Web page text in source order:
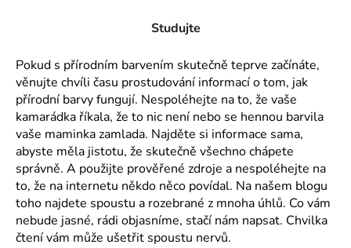
Studujte
Pokud s přírodním barvením skutečně teprve začínáte,
věnujte chvíli času prostudování informací o tom, jak
přírodní barvy fungují. Nespoléhejte na to, že vaše
kamarádka říkala, že to nic není nebo se hennou barvila
vaše maminka zamlada. Najděte si informace sama,
abyste měla jistotu, že skutečně všechno chápete
správně. A použijte prověřené zdroje a nespoléhejte na
to, že na internetu někdo něco povídal. Na našem blogu
toho najdete spoustu a rozebrané z mnoha úhlů. Co vám
nebude jasné, rádi objasníme, stačí nám napsat. Chvilka
čtení vám může ušetřit spoustu nervů.
a
j
í
t
?
HLEDAT